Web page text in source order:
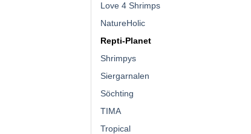
Love 4 Shrimps
NatureHolic
Repti-Planet
Shrimpys
Siergarnalen
Söchting
TIMA
Tropical